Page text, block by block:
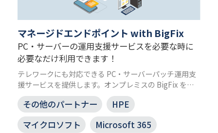
マネージドエンドポイント with BigFix
PC・サーバーの運用支援サービスを必要な時に
必要なだけ利用できます！
テレワークにも対応できる PC・サーバーパッチ運用支
援サービスを提供します。オンプレミスの BigFix を
JBS 独自の手法で SaaS 化しているため、お客さまによ
る運用作業がいりません。
Managed Endpoint は マネージドエンドポイント with
BigFix と名称変更しました。（2025年9月26日）
その他のパートナー
HPE
マイクロソフト
Microsoft 365